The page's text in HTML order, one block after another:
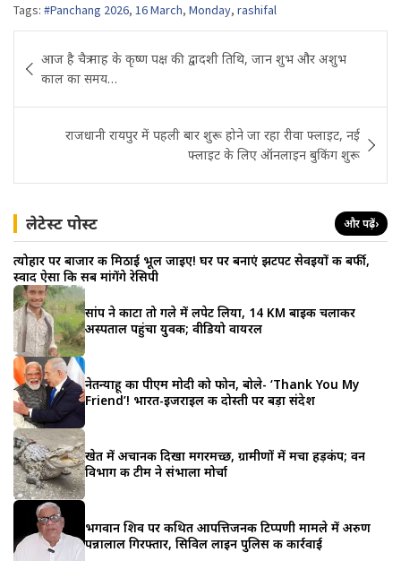
Tags: #Panchang 2026, 16 March, Monday, rashifal
navigation
आज है चैत्र माह के कृष्ण पक्ष की द्वादशी तिथि, जान शुभ और अशुभ
काल का समय…
राजधानी रायपुर में पहली बार शुरू होने जा रहा रीवा फ्लाइट, नई
फ्लाइट के लिए ऑनलाइन बुकिंग शुरू
लेटेस्ट पोस्ट और पढ़ें›
त्योहार पर बाजार की मिठाई भूल जाइए! घर पर बनाएं झटपट सेवइयों की बर्फी,
स्वाद ऐसा कि सब मांगेंगे रेसिपी
सांप ने काटा तो गले में लपेट लिया, 14 KM बाइक चलाकर
अस्पताल पहुंचा युवक; वीडियो वायरल
नेतन्याहू का पीएम मोदी को फोन, बोले- ‘Thank You My
Friend’! भारत-इजराइल की दोस्ती पर बड़ा संदेश
खेत में अचानक दिखा मगरमच्छ, ग्रामीणों में मचा हड़कंप; वन
विभाग की टीम ने संभाला मोर्चा
भगवान शिव पर कथित आपत्तिजनक टिप्पणी मामले में अरुण
पन्नालाल गिरफ्तार, सिविल लाइन पुलिस की कार्रवाई